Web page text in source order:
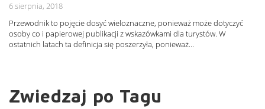
6 sierpnia, 2018
Przewodnik to pojęcie dosyć wieloznaczne, ponieważ może dotyczyć
osoby co i papierowej publikacji z wskazówkami dla turystów. W
ostatnich latach ta definicja się poszerzyła, ponieważ…
Zwiedzaj po Tagu